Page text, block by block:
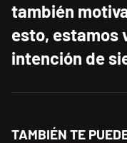
también
esto, estamos
intención de
TAMBIÉN TE